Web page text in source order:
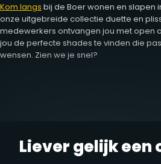
Kom langs bij de Boer wonen en slapen
onze uitgebreide collectie duette en
medewerkers ontvangen jou met open
jou de perfecte shades te vinden die
wensen. Zien we je snel?
Liever gelijk een